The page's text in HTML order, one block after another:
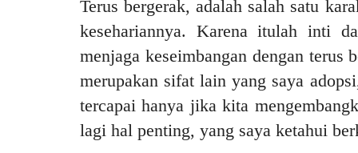
Terus bergerak, adalah salah satu
kesehariannya. Karena itulah inti
menjaga keseimbangan dengan terus
merupakan sifat lain yang saya
tercapai hanya jika kita
lagi hal penting, yang saya ketahui